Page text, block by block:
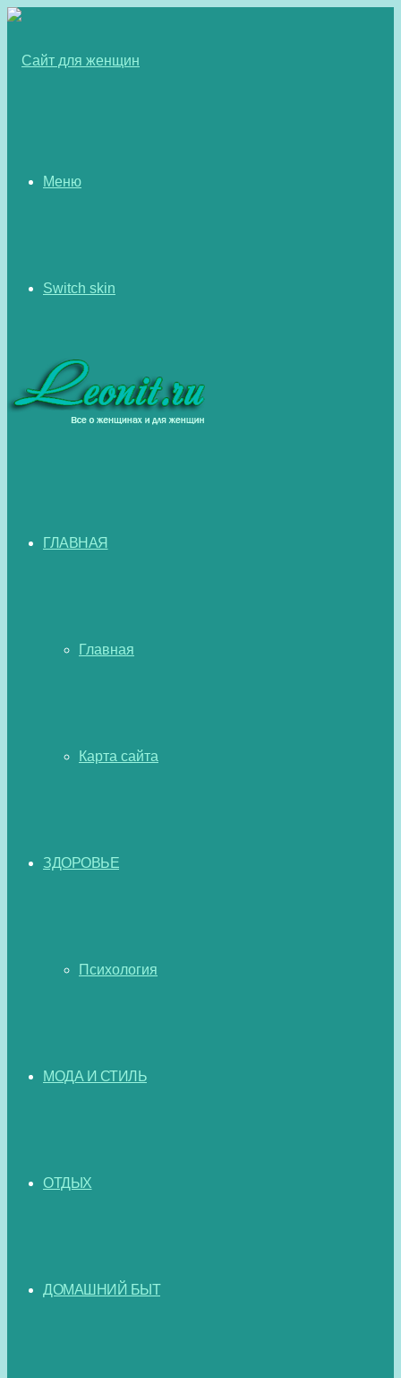
Меню
Switch skin
ГЛАВНАЯ
Главная
Карта сайта
ЗДОРОВЬЕ
Психология
МОДА И СТИЛЬ
ОТДЫХ
ДОМАШНИЙ БЫТ